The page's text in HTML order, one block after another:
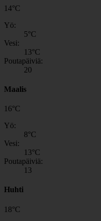
14°C
Yö:
5°C
Vesi:
13°C
Poutapäiviä:
20
Maalis
16°C
Yö:
8°C
Vesi:
13°C
Poutapäiviä:
13
Huhti
18°C